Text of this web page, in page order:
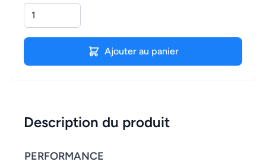
Ajouter au panier
Description du produit
PERFORMANCE